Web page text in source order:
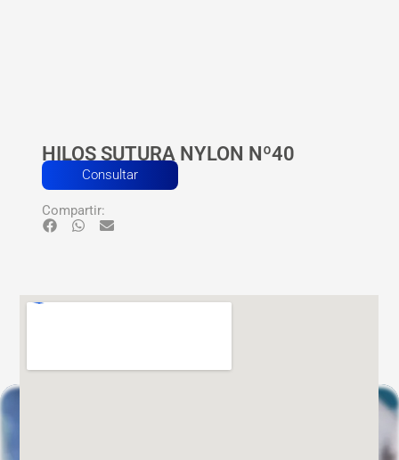
HILOS SUTURA NYLON Nº40
Consultar
Compartir: